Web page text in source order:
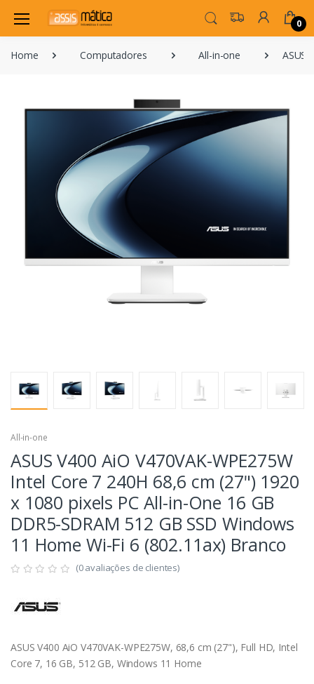
0
Home Computadores All-in-one ASUS
All-in-one
ASUS V400 AiO V470VAK-WPE275W
Intel Core 7 240H 68,6 cm (27") 1920
x 1080 pixels PC All-in-One 16 GB
DDR5-SDRAM 512 GB SSD Windows
11 Home Wi-Fi 6 (802.11ax) Branco
(0 avaliações de clientes)
ASUS V400 AiO V470VAK-WPE275W, 68,6 cm (27"), Full HD, Intel
Core 7, 16 GB, 512 GB, Windows 11 Home